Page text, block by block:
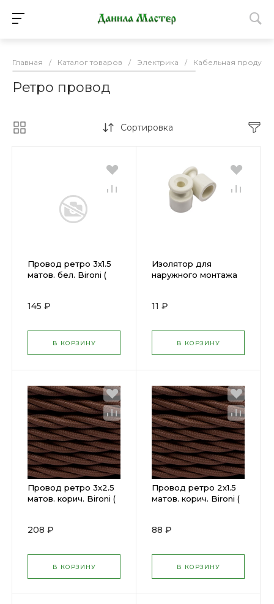
Главная / Каталог товаров / Электрика / Кабельная
Ретро провод
Сортировка
Провод ретро 3х1.5
матов. бел. Bironi (
145 ₽
В КОРЗИНУ
Изолятор для
наружного монтажа
11 ₽
В КОРЗИНУ
Провод ретро 3х2.5
матов. корич. Bironi (
208 ₽
В КОРЗИНУ
Провод ретро 2х1.5
матов. корич. Bironi (
88 ₽
В КОРЗИНУ